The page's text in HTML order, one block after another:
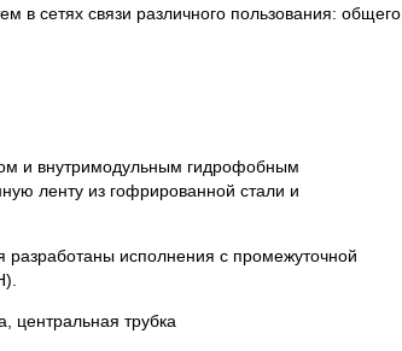
в сетях связи различного пользования: общего,
и внутримодульным гидрофобным
ленту из гофрированной стали и
исполнения с промежуточной
центральная трубка